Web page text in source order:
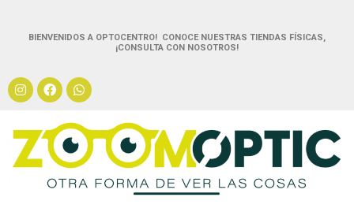
BIENVENIDOS A OPTOCENTRO! CONOCE NUESTRAS TIENDAS FÍSICAS,
¡CONSULTA CON NOSOTROS!